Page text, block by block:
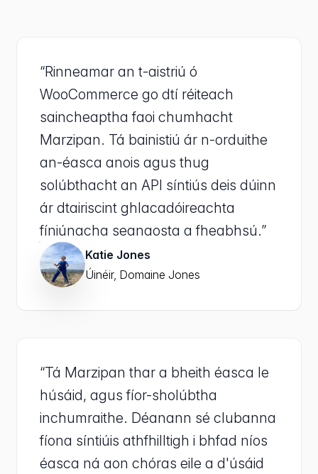
“Rinneamar an t-aistriú ó
WooCommerce go dtí réiteach
saincheaptha faoi chumhacht
Marzipan. Tá bainistiú ár n-orduithe
an-éasca anois agus thug
solúbthacht an API síntiús deis dúinn
ár dtairiscint ghlacadóireachta
fíniúnacha seanaosta a fheabhsú.”
Katie Jones
Úinéir, Domaine Jones
“Tá Marzipan thar a bheith éasca le
húsáid, agus fíor-sholúbtha
inchumraithe. Déanann sé clubanna
fíona síntiúis athfhilltigh i bhfad níos
éasca ná aon chóras eile a d'úsáid